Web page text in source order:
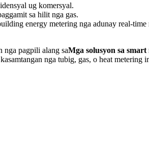
ug komersyal.
sa hilit nga gas.
energy metering nga adunay real-time
nga pagpili alang saMga solusyon sa
nga tubig, gas, o heat metering